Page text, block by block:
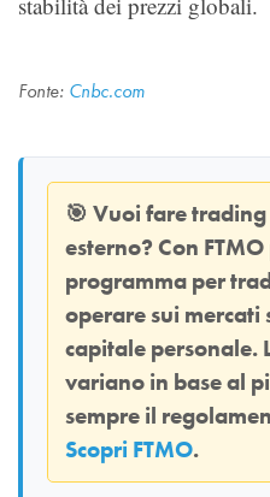
Fonte: Cnbc.com
🎯 Vuoi fare
esterno? Con FTMO
programma per
operare sui mercati
capitale personale.
variano in base al
sempre il
Scopri FTMO.